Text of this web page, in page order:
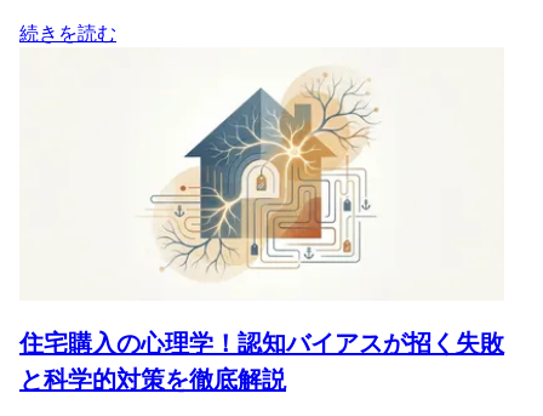
続きを読む
住宅購入の心理学！認知バイアスが招く失敗
と科学的対策を徹底解説